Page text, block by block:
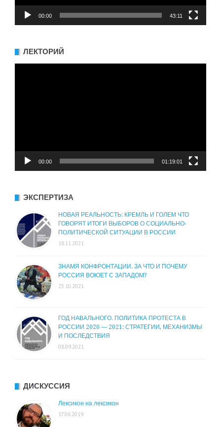
00:00 43:11
ЛЕКТОРИЙ
00:00 01:19:01
ЭКСПЕРТИЗА
НОВАЯ РЕАЛЬНОСТЬ: КРЕМЛЬ И ГОЛЕМ ЧТО
ГОВОРЯТ ИТОГИ ВЫБОРОВ О СОЦИАЛЬНО-
ПОЛИТИЧЕСКОЙ СИТУАЦИИ В РОССИИ
18.11.2021
ЗНАМЯ КОНФРОНТАЦИИ. ЗА ЧТО И ПОЧЕМУ
РОССИЯ ВОЮЕТ С ЗАПАДОМ?
25.10.2021
ГОД НАВАЛЬНОГО. ПОЛИТИКА ПРОТЕСТА В
РОССИИ 2020 — 2021: СТРАТЕГИИ, МЕХАНИЗМЫ
И ПОСЛЕДСТВИЯ
08.09.2021
ДИСКУССИЯ
Лексикон на лексикон
17.06.2019